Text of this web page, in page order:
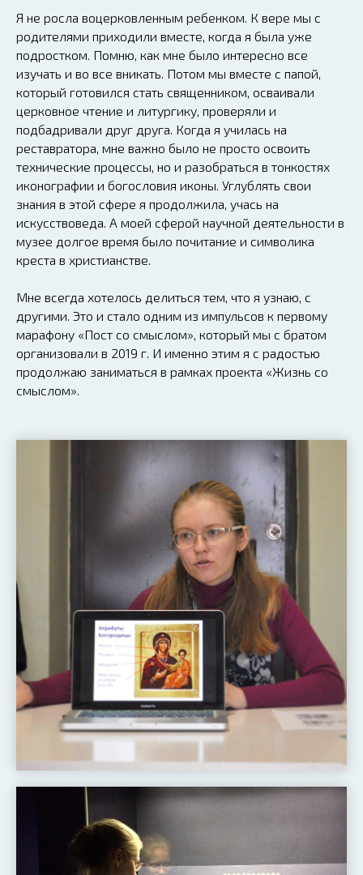
Я не росла воцерковленным ребенком. К вере мы с
родителями приходили вместе, когда я была уже
подростком. Помню, как мне было интересно все
изучать и во все вникать. Потом мы вместе с папой,
который готовился стать священником, осваивали
церковное чтение и литургику, проверяли и
подбадривали друг друга. Когда я училась на
реставратора, мне важно было не просто освоить
технические процессы, но и разобраться в тонкостях
иконографии и богословия иконы. Углублять свои
знания в этой сфере я продолжила, учась на
искусствоведа. А моей сферой научной деятельности в
музее долгое время было почитание и символика
креста в христианстве.
Мне всегда хотелось делиться тем, что я узнаю, с
другими. Это и стало одним из импульсов к первому
марафону «Пост со смыслом», который мы с братом
организовали в 2019 г. И именно этим я с радостью
продолжаю заниматься в рамках проекта «Жизнь со
смыслом».